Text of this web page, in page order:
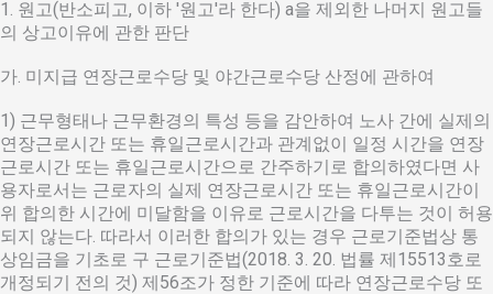
1. 원고(반소피고, 이하 '원고'라 한다) a을 제외한 나머지 원고들
의 상고이유에 관한 판단
가. 미지급 연장근로수당 및 야간근로수당 산정에 관하여
1) 근무형태나 근무환경의 특성 등을 감안하여 노사 간에 실제의
연장근로시간 또는 휴일근로시간과 관계없이 일정 시간을 연장
근로시간 또는 휴일근로시간으로 간주하기로 합의하였다면 사
용자로서는 근로자의 실제 연장근로시간 또는 휴일근로시간이
위 합의한 시간에 미달함을 이유로 근로시간을 다투는 것이 허용
되지 않는다. 따라서 이러한 합의가 있는 경우 근로기준법상 통
상임금을 기초로 구 근로기준법(2018. 3. 20. 법률 제15513호로
개정되기 전의 것) 제56조가 정한 기준에 따라 연장근로수당 또